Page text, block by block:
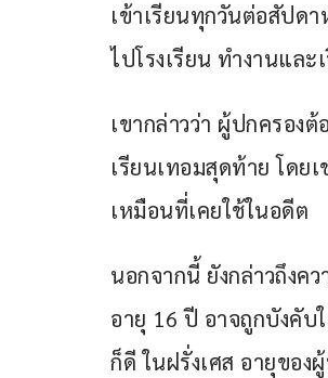
เข้าเรียนทุกวันต่อสัปดา
ไปโรงเรียน ทำงานและ
เขากล่าวว่า ผู้ปกครอง
เรียนเทอมสุดท้าย โดย
เหมือนที่เคยใช้ในอดีต
นอกจากนี้ ยังกล่าวถึงค
อายุ 16 ปี อาจถูกบังคับ
ก็ดี ในฝรั่งเศส อายุขอ